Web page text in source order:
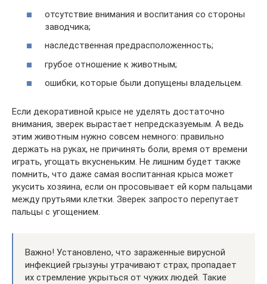
отсутствие внимания и воспитания со стороны
заводчика;
наследственная предрасположенность;
грубое отношение к животным;
ошибки, которые были допущены владельцем.
Если декоративной крысе не уделять достаточно
внимания, зверек вырастает непредсказуемым. А ведь
этим животным нужно совсем немного: правильно
держать на руках, не причинять боли, время от времени
играть, угощать вкусненьким. Не лишним будет также
помнить, что даже самая воспитанная крыса может
укусить хозяина, если он просовывает ей корм пальцами
между прутьями клетки. Зверек запросто перепутает
пальцы с угощением.
Важно! Установлено, что зараженные вирусной
инфекцией грызуны утрачивают страх, пропадает
их стремление укрыться от чужих людей. Такие